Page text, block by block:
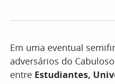
Em uma eventual
adversários do
entre Estudiantes,